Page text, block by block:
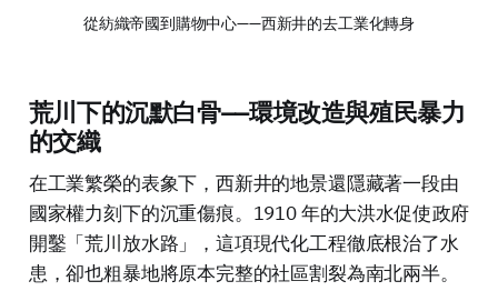
從紡織帝國到購物中心——西新井的去工業化轉身
荒川下的沉默白骨——環境改造與殖民暴力
的交織
在工業繁榮的表象下，西新井的地景還隱藏著一段由
國家權力刻下的沉重傷痕。1910 年的大洪水促使政府
開鑿「荒川放水路」，這項現代化工程徹底根治了水
患，卻也粗暴地將原本完整的社區割裂為南北兩半。